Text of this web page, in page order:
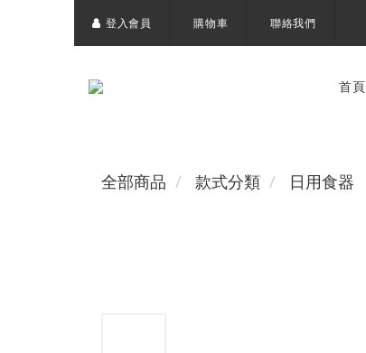
登入會員 購物車 聯絡我們
首頁
全部商品 款式分類 日用食器